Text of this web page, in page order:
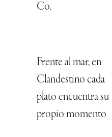
Co.
Frente al mar, en
Clandestino cada
plato encuentra su
propio momento